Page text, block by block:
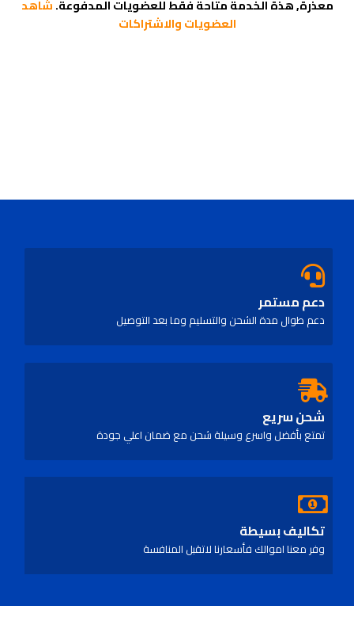
معذرة, هذة الخدمة متاحة فقط للعضويات المدفوعة.شاهد
العضويات والاشتراكات
دعم مستمر
دعم طوال مدة الشحن والتسليم وما بعد التوصيل
شحن سريع
تمتع بأفضل واسرع وسيلة شحن مع ضمان اعلي جودة
تكاليف بسيطة
وفر معنا اموالك فأسعارنا لاتقبل المنافسة